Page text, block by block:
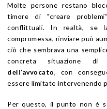
Molte persone restano
timore di “creare
conflittuali. In realtà, se
compromessa, rinviare può
ciò che sembrava una
concreta situazione di
dell’avvocato, con
essere limitate intervenendo
Per questo, il punto non è